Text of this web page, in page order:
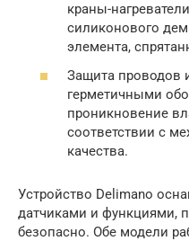
краны-
силиконового
элемента,
Защита проводов
герметичными
проникновение
соответствии с
качества.
Устройство Delimano
датчиками и функциями,
безопасно. Обе модели